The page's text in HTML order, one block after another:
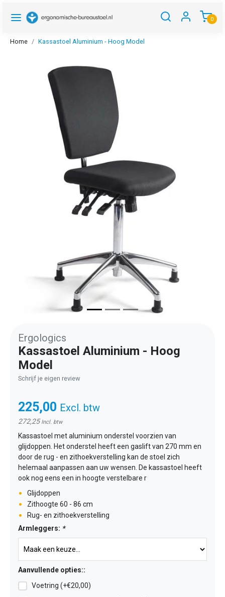
0
Home Kassastoel Aluminium - Hoog Model
Ergologics
Kassastoel Aluminium - Hoog
Model
Schrijf je eigen review
225,00 Excl. btw
272,25 Incl. btw
Kassastoel met aluminium onderstel voorzien van
glijdoppen. Het onderstel heeft een gaslift van 270 mm en
door de rug - en zithoekverstelling kan de stoel zich
helemaal aanpassen aan uw wensen. De kassastoel heeft
ook nog eens een in hoogte verstelbare r
Glijdoppen
Zithoogte 60 - 86 cm
Rug- en zithoekverstelling
Armleggers: *
Aanvullende opties::
Voetring (+€20,00)